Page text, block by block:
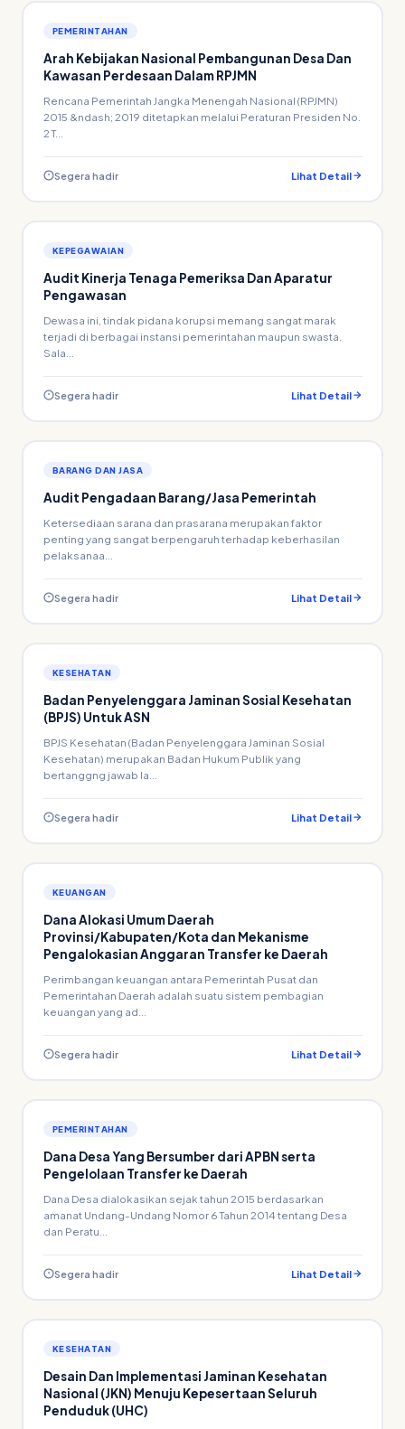
PEMERINTAHAN
Arah Kebijakan Nasional Pembangunan Desa Dan
Kawasan Perdesaan Dalam RPJMN
Rencana Pemerintah Jangka Menengah Nasional (RPJMN)
2015 &ndash; 2019 ditetapkan melalui Peraturan Presiden No.
2 T...
Segera hadir Lihat Detail
KEPEGAWAIAN
Audit Kinerja Tenaga Pemeriksa Dan Aparatur
Pengawasan
Dewasa ini, tindak pidana korupsi memang sangat marak
terjadi di berbagai instansi pemerintahan maupun swasta.
Sala...
Segera hadir Lihat Detail
BARANG DAN JASA
Audit Pengadaan Barang/Jasa Pemerintah
Ketersediaan sarana dan prasarana merupakan faktor
penting yang sangat berpengaruh terhadap keberhasilan
pelaksanaa...
Segera hadir Lihat Detail
KESEHATAN
Badan Penyelenggara Jaminan Sosial Kesehatan
(BPJS) Untuk ASN
BPJS Kesehatan (Badan Penyelenggara Jaminan Sosial
Kesehatan) merupakan Badan Hukum Publik yang
bertanggng jawab la...
Segera hadir Lihat Detail
KEUANGAN
Dana Alokasi Umum Daerah
Provinsi/Kabupaten/Kota dan Mekanisme
Pengalokasian Anggaran Transfer ke Daerah
Perimbangan keuangan antara Pemerintah Pusat dan
Pemerintahan Daerah adalah suatu sistem pembagian
keuangan yang ad...
Segera hadir Lihat Detail
PEMERINTAHAN
Dana Desa Yang Bersumber dari APBN serta
Pengelolaan Transfer ke Daerah
Dana Desa dialokasikan sejak tahun 2015 berdasarkan
amanat Undang-Undang Nomor 6 Tahun 2014 tentang Desa
dan Peratu...
Segera hadir Lihat Detail
KESEHATAN
Desain Dan Implementasi Jaminan Kesehatan
Nasional (JKN) Menuju Kepesertaan Seluruh
Penduduk (UHC)